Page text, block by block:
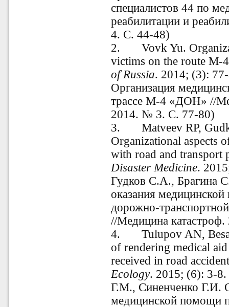
специалистов 44 по
реабилитации и
4. С. 44-48)
2.
Vovk Yu.
victims on the route
of Russia. 2014; (3):
Организация
трассе М-4 «ДОН» //
2014. № 3. С. 77-80)
3.
Matveev RP,
Organizational aspects
with road and transport
Disaster Medicine.
Гудков С.А., Брагина
оказания
дорожно-
//Медицина
4.
Tulupov AN,
of rendering medical
received in road
Ecology. 2015; (6): 3-
Г.М., Синенченко Г.И.
медицинской помощи